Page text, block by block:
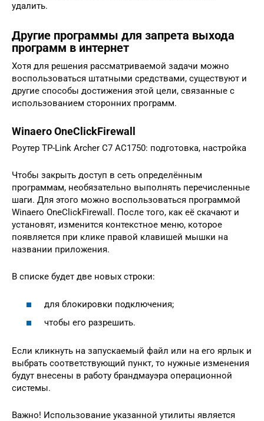
удалить.
Другие программы для запрета выхода
программ в интернет
Хотя для решения рассматриваемой задачи можно
воспользоваться штатными средствами, существуют и
другие способы достижения этой цели, связанные с
использованием сторонних программ.
Winaero OneClickFirewall
Роутер TP-Link Archer C7 AC1750: подготовка, настройка
Чтобы закрыть доступ в сеть определённым
программам, необязательно выполнять перечисленные
шаги. Для этого можно воспользоваться программой
Winaero OneClickFirewall. После того, как её скачают и
установят, изменится контекстное меню, которое
появляется при клике правой клавишей мышки на
названии приложения.
В списке будет две новых строки:
для блокировки подключения;
чтобы его разрешить.
Если кликнуть на запускаемый файл или на его ярлык и
выбрать соответствующий пункт, то нужные изменения
будут внесены в работу брандмауэра операционной
системы.
Важно! Использование указанной утилиты является